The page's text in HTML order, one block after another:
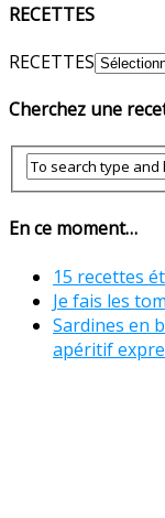
RECETTES
RECETTES
Cherchez une
En ce moment…
15 recettes
Je fais les
Sardines en
apéritif